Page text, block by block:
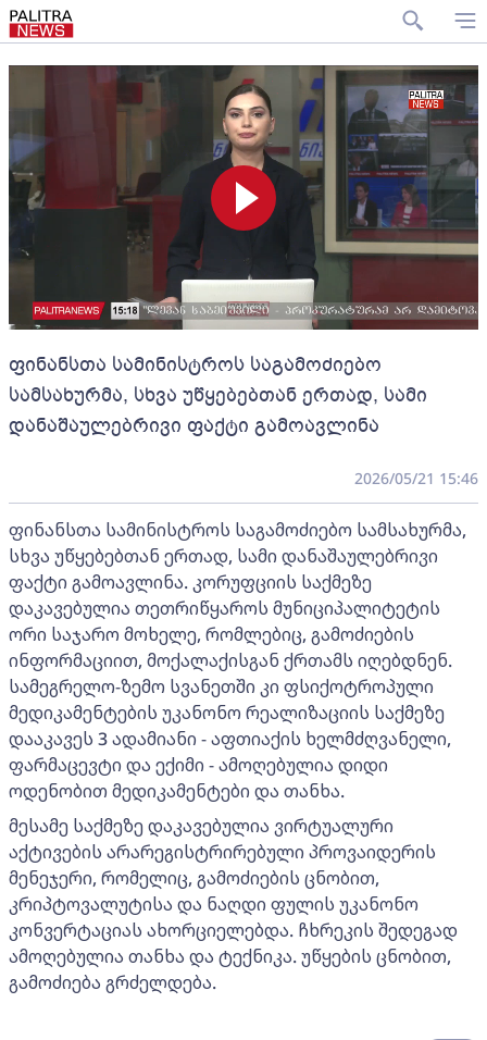
ფინანსთა სამინისტროს საგამოძიებო
სამსახურმა, სხვა უწყებებთან ერთად, სამი
დანაშაულებრივი ფაქტი გამოავლინა
2026/05/21 15:46
ფინანსთა სამინისტროს საგამოძიებო სამსახურმა,
სხვა უწყებებთან ერთად, სამი დანაშაულებრივი
ფაქტი გამოავლინა. კორუფციის საქმეზე
დაკავებულია თეთრიწყაროს მუნიციპალიტეტის
ორი საჯარო მოხელე, რომლებიც, გამოძიების
ინფორმაციით, მოქალაქისგან ქრთამს იღებდნენ.
სამეგრელო-ზემო სვანეთში კი ფსიქოტროპული
მედიკამენტების უკანონო რეალიზაციის საქმეზე
დააკავეს 3 ადამიანი - აფთიაქის ხელმძღვანელი,
ფარმაცევტი და ექიმი - ამოღებულია დიდი
ოდენობით მედიკამენტები და თანხა.
მესამე საქმეზე დაკავებულია ვირტუალური
აქტივების არარეგისტრირებული პროვაიდერის
მენეჯერი, რომელიც, გამოძიების ცნობით,
კრიპტოვალუტისა და ნაღდი ფულის უკანონო
კონვერტაციას ახორციელებდა. ჩხრეკის შედეგად
ამოღებულია თანხა და ტექნიკა. უწყების ცნობით,
გამოძიება გრძელდება.